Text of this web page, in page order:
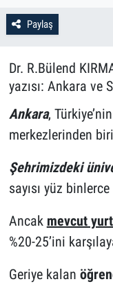
Paylaş
Dr. R.Bülend
yazısı: Ankara ve
Ankara,
merkezlerinden
Şehrimizdeki
sayısı yüz
Ancak mevcut
%20-25’ini
Geriye kalan